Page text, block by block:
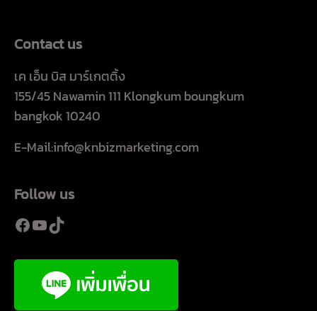
Contact us
เค เอ็น บิส มาร์เกตติ้ง
155/45 Nawamin 111 Klongkum boungkum
bangkok 10240
E-Mail:info@knbizmarketing.com
Follow us
Facebook
YouTube
TikTok